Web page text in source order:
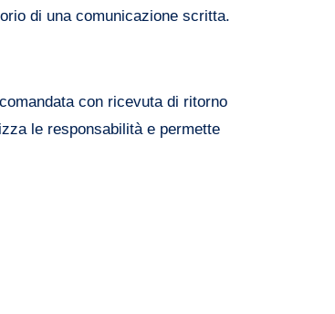
di una comunicazione scritta.
con ricevuta di ritorno
le responsabilità e permette